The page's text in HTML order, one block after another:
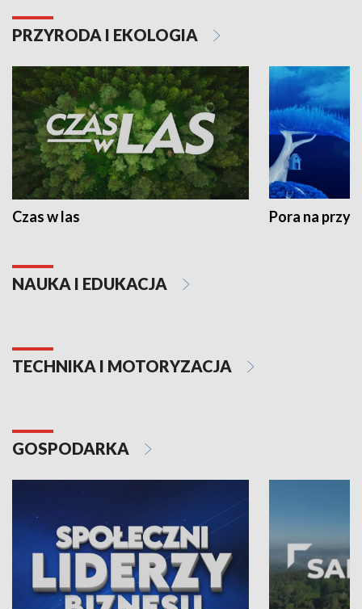
PRZYRODA I EKOLOGIA
Czas w las Pora na
NAUKA I EDUKACJA
TECHNIKA I MOTORYZACJA
GOSPODARKA